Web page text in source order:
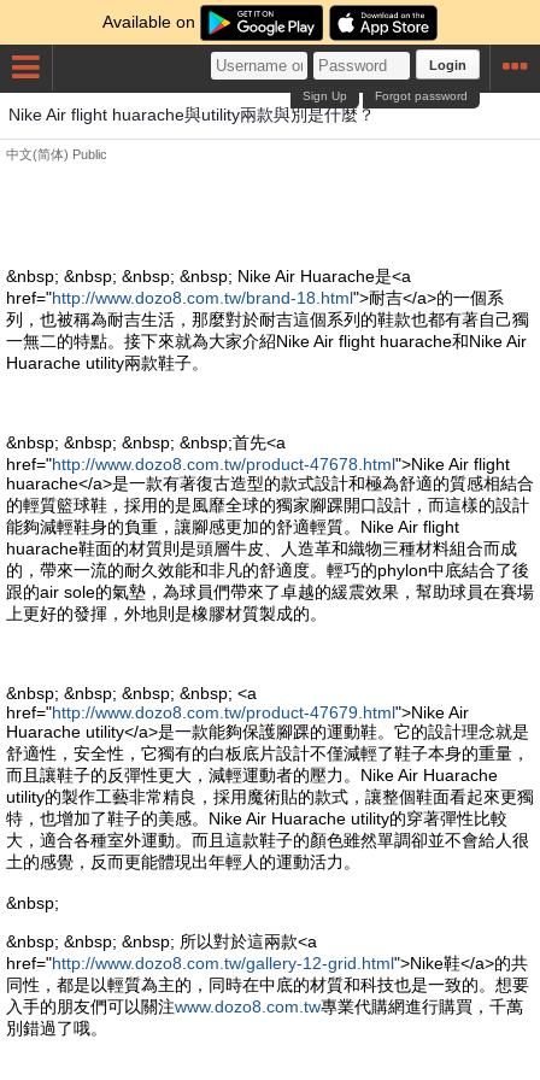
Available on
Login
Forgot password
Sign Up
Nike Air flight huarache與utility兩款與別是什麼？
中文(简体) Public
&nbsp; &nbsp; &nbsp; &nbsp; Nike Air Huarache是<a
href="http://www.dozo8.com.tw/brand-18.html">耐吉</a>的一個系
列，也被稱為耐吉生活，那麼對於耐吉這個系列的鞋款也都有著自己獨
一無二的特點。接下來就為大家介紹Nike Air flight huarache和Nike Air
Huarache utility兩款鞋子。
&nbsp; &nbsp; &nbsp; &nbsp;首先<a
href="http://www.dozo8.com.tw/product-47678.html">Nike Air flight
huarache</a>是一款有著復古造型的款式設計和極為舒適的質感相結合
的輕質籃球鞋，採用的是風靡全球的獨家腳踝開口設計，而這樣的設計
能夠減輕鞋身的負重，讓腳感更加的舒適輕質。Nike Air flight
huarache鞋面的材質則是頭層牛皮、人造革和織物三種材料組合而成
的，帶來一流的耐久效能和非凡的舒適度。輕巧的phylon中底結合了後
跟的air sole的氣墊，為球員們帶來了卓越的緩震效果，幫助球員在賽場
上更好的發揮，外地則是橡膠材質製成的。
&nbsp; &nbsp; &nbsp; &nbsp; <a
href="http://www.dozo8.com.tw/product-47679.html">Nike Air
Huarache utility</a>是一款能夠保護腳踝的運動鞋。它的設計理念就是
舒適性，安全性，它獨有的白板底片設計不僅減輕了鞋子本身的重量，
而且讓鞋子的反彈性更大，減輕運動者的壓力。Nike Air Huarache
utility的製作工藝非常精良，採用魔術貼的款式，讓整個鞋面看起來更獨
特，也增加了鞋子的美感。Nike Air Huarache utility的穿著彈性比較
大，適合各種室外運動。而且這款鞋子的顏色雖然單調卻並不會給人很
土的感覺，反而更能體現出年輕人的運動活力。
&nbsp;
&nbsp; &nbsp; &nbsp; 所以對於這兩款<a
href="http://www.dozo8.com.tw/gallery-12-grid.html">Nike鞋</a>的共
同性，都是以輕質為主的，同時在中底的材質和科技也是一致的。想要
入手的朋友們可以關注www.dozo8.com.tw專業代購網進行購買，千萬
別錯過了哦。